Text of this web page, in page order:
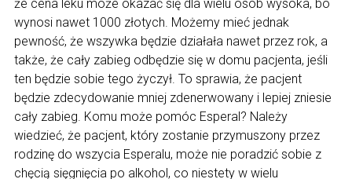
że cena leku może okazać się dla wielu osób wysoka, bo
wynosi nawet 1000 złotych. Możemy mieć jednak
pewność, że wszywka będzie działała nawet przez rok, a
także, że cały zabieg odbędzie się w domu pacjenta, jeśli
ten będzie sobie tego życzył. To sprawia, że pacjent
będzie zdecydowanie mniej zdenerwowany i lepiej zniesie
cały zabieg. Komu może pomóc Esperal? Należy
wiedzieć, że pacjent, który zostanie przymuszony przez
rodzinę do wszycia Esperalu, może nie poradzić sobie z
chęcią sięgnięcia po alkohol, co niestety w wielu